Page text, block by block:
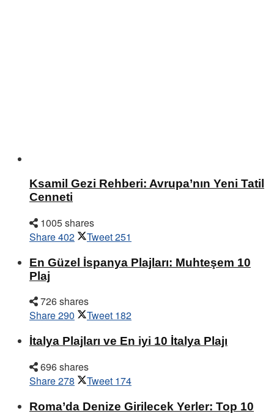
Ksamil Gezi Rehberi: Avrupa’nın Yeni Tatil
Cenneti
1005 shares
Share402 Tweet251
En Güzel İspanya Plajları: Muhteşem 10
Plaj
726 shares
Share290 Tweet 182
İtalya Plajları ve En iyi 10 İtalya Plajı
696 shares
Share278 Tweet 174
Roma’da Denize Girilecek Yerler: Top 10